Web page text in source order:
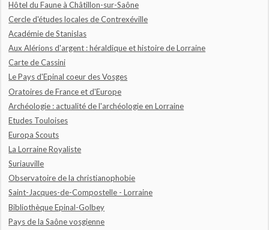
Hôtel du Faune à Châtillon-sur-Saône
Cercle d'études locales de Contrexéville
Académie de Stanislas
Aux Alérions d'argent : héraldique et histoire de Lorraine
Carte de Cassini
Le Pays d'Epinal coeur des Vosges
Oratoires de France et d'Europe
Archéologie : actualité de l'archéologie en Lorraine
Etudes Touloises
Europa Scouts
La Lorraine Royaliste
Suriauville
Observatoire de la christianophobie
Saint-Jacques-de-Compostelle - Lorraine
Bibliothèque Epinal-Golbey
Pays de la Saône vosgienne